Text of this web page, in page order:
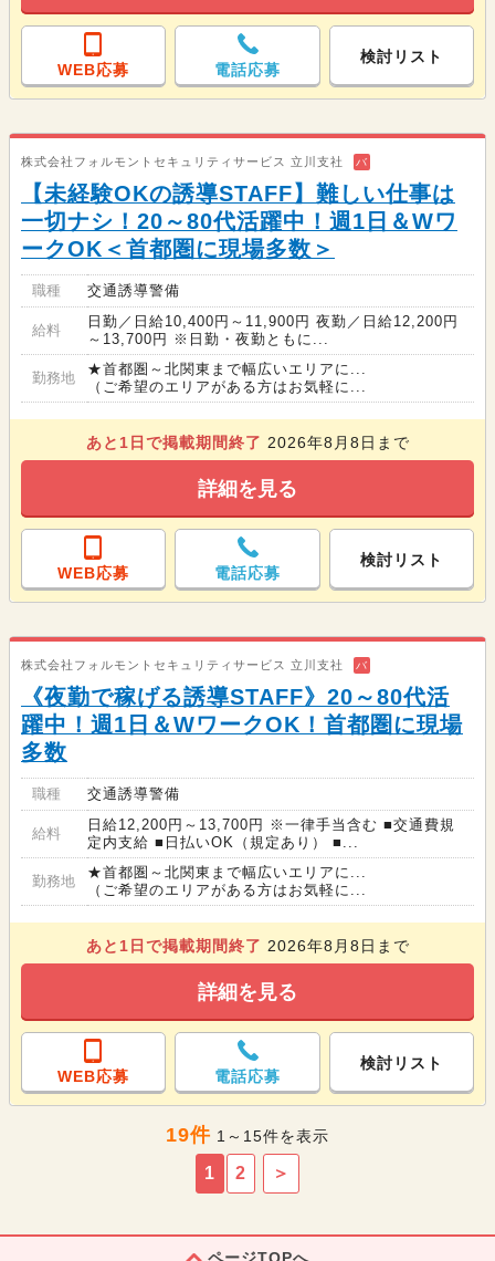
WEB応募 電話応募
検討リスト
株式会社フォルモントセキュリティサービス 立川支社 バ
【未経験OKの誘導STAFF】難しい仕事は
一切ナシ！20～80代活躍中！週1日＆Wワ
ークOK＜首都圏に現場多数＞
職種 交通誘導警備
給料
日勤／日給10,400円～11,900円 夜勤／日給12,200円
～13,700円 ※日勤・夜勤ともに...
勤務地
★首都圏～北関東まで幅広いエリアに...
（ご希望のエリアがある方はお気軽に...
あと 1 日で掲載期間終了 2026年8月8日まで
詳細を見る
WEB応募 電話応募
検討リスト
株式会社フォルモントセキュリティサービス 立川支社 バ
《夜勤で稼げる誘導STAFF》20～80代活
躍中！週1日＆WワークOK！首都圏に現場
多数
職種 交通誘導警備
給料
日給12,200円～13,700円 ※一律手当含む ■交通費規
定内支給 ■日払いOK（規定あり） ■...
勤務地
★首都圏～北関東まで幅広いエリアに...
（ご希望のエリアがある方はお気軽に...
あと 1 日で掲載期間終了 2026年8月8日まで
詳細を見る
WEB応募 電話応募
検討リスト
19件 1～15件を表示
1 2 ＞
ページTOPへ